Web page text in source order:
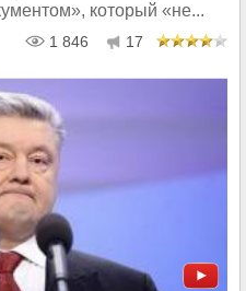
который «не...
1 846 17